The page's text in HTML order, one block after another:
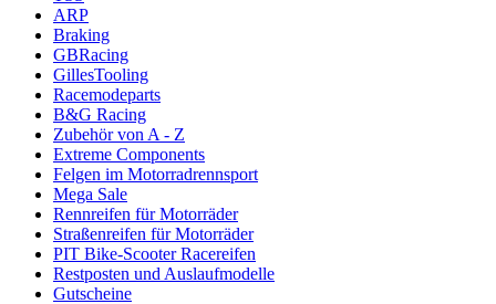
ARP
Braking
GBRacing
GillesTooling
Racemodeparts
B&G Racing
Zubehör von A - Z
Extreme Components
Felgen im Motorradrennsport
Mega Sale
Rennreifen für Motorräder
Straßenreifen für Motorräder
PIT Bike-Scooter Racereifen
Restposten und Auslaufmodelle
Gutscheine